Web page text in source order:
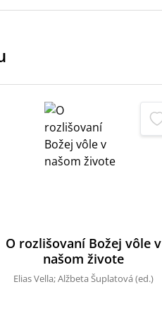
O rozlišovaní Božej vôle v
našom živote
Elias Vella; Alžbeta Šuplatová (ed.)